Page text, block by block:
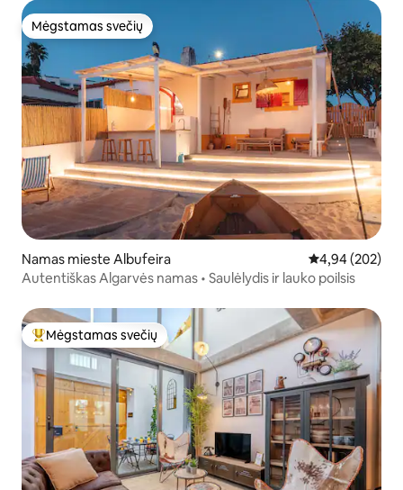
Mėgstamas svečių
Mėgstamas svečių
Namas mieste Albufeira Vidutinis
4,94 (202)
Autentiškas Algarvės namas • Saulėlydis ir lauko poilsis
Svečių mėgstamiausias
Mėgstamas svečių